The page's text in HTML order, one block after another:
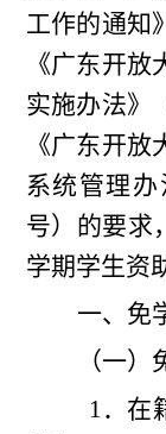
工作的通知
《广东开
实施办法》
《广东开
系统管理
号）的要求
学期学生资
一、免
（一
1．在